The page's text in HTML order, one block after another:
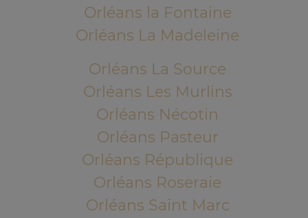
Orléans la Fontaine
Orléans La Madeleine
Orléans La Source
Orléans Les Murlins
Orléans Nécotin
Orléans Pasteur
Orléans République
Orléans Roseraie
Orléans Saint Marc